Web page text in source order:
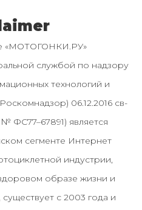
«МОТОГОНКИ.РУ»
службой по надзору
технологий и
06.12.2016 св-
ФС77–67891) является
сегменте Интернет
индустрии,
образе жизни и
с 2003 года и